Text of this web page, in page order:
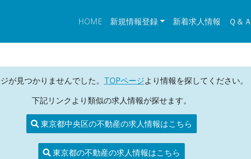
HOME 新規情報登録 新着求人情報 Ｑ＆Ａ
が見つかりませんでした。 TOPページより情報を探してください。
下記リンクより類似の求人情報が探せます。
東京都中央区の不動産の求人情報はこちら
東京都の不動産の求人情報はこちら